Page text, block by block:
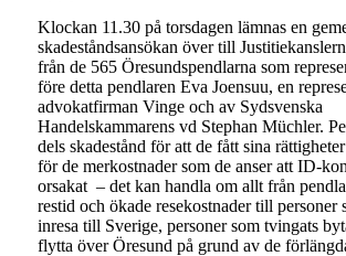
Klockan 11.30 på torsdagen lämnas en
skadeståndsansökan över till
från de 565 Öresundspendlarna som
före detta pendlaren Eva Joensuu, en
advokatfirman Vinge och av Sydsvenska
Handelskammarens vd Stephan Müchler.
dels skadestånd för att de fått sina
för de merkostnader som de anser att ID-
orsakat – det kan handla om allt från
restid och ökade resekostnader till personer
inresa till Sverige, personer som tvingats
flytta över Öresund på grund av de